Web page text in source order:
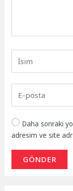
Daha sonraki
adresim ve site
GÖNDER